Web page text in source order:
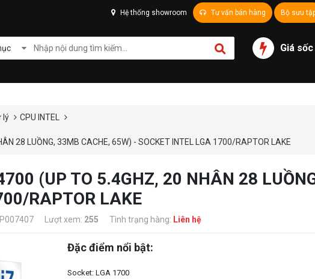
Hệ thống showroom Tư vấn bán hàng Bộ sưu
Giá sốc
lý CPU INTEL
28 LUỒNG, 33MB CACHE, 65W) - SOCKET INTEL LGA 1700/RAPTOR LAKE
(UP TO 5.4GHZ, 20 NHÂN 28
RAPTOR LAKE
Lượt xem: 255 Tình trạng hàng: Liên hệ
Đặc điểm nổi bật:
Socket: LGA 1700